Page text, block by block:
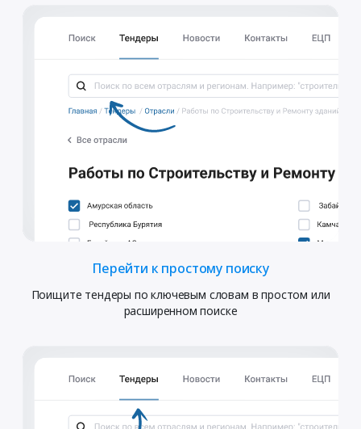
Перейти к простому поиску
Поищите тендеры по ключевым словам в простом или
расширенном поиске